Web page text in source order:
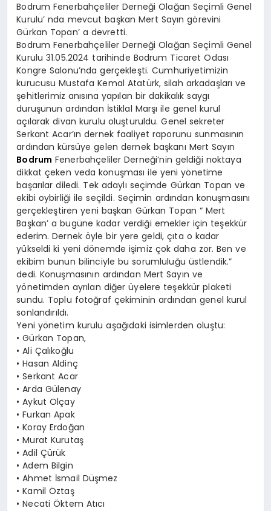
Bodrum Fenerbahçeliler Derneği Olağan Seçimli Genel
Kurulu’ nda mevcut başkan Mert Sayın görevini
Gürkan Topan’ a devretti.
Bodrum Fenerbahçeliler Derneği Olağan Seçimli Genel
Kurulu 31.05.2024 tarihinde Bodrum Ticaret Odası
Kongre Salonu’nda gerçekleşti. Cumhuriyetimizin
kurucusu Mustafa Kemal Atatürk, silah arkadaşları ve
şehitlerimiz anısına yapılan bir dakikalık saygı
duruşunun ardından İstiklal Marşı ile genel kurul
açılarak divan kurulu oluşturuldu. Genel sekreter
Serkant Acar’ın dernek faaliyet raporunu sunmasının
ardından kürsüye gelen dernek başkanı Mert Sayın
Bodrum Fenerbahçeliler Derneği’nin geldiği noktaya
dikkat çeken veda konuşması ile yeni yönetime
başarılar diledi. Tek adaylı seçimde Gürkan Topan ve
ekibi oybirliği ile seçildi. Seçimin ardından konuşmasını
gerçekleştiren yeni başkan Gürkan Topan “ Mert
Başkan’ a bugüne kadar verdiği emekler için teşekkür
ederim. Dernek öyle bir yere geldi, çıta o kadar
yükseldi ki yeni dönemde işimiz çok daha zor. Ben ve
ekibim bunun bilinciyle bu sorumluluğu üstlendik.”
dedi. Konuşmasının ardından Mert Sayın ve
yönetimden ayrılan diğer üyelere teşekkür plaketi
sundu. Toplu fotoğraf çekiminin ardından genel kurul
sonlandırıldı.
Yeni yönetim kurulu aşağıdaki isimlerden oluştu:
• Gürkan Topan,
• Ali Çalıkoğlu
• Hasan Aldinç
• Serkant Acar
• Arda Gülenay
• Aykut Olçay
• Furkan Apak
• Koray Erdoğan
• Murat Kurutaş
• Adil Çürük
• Adem Bilgin
• Ahmet İsmail Düşmez
• Kamil Öztaş
• Necati Öktem Atıcı